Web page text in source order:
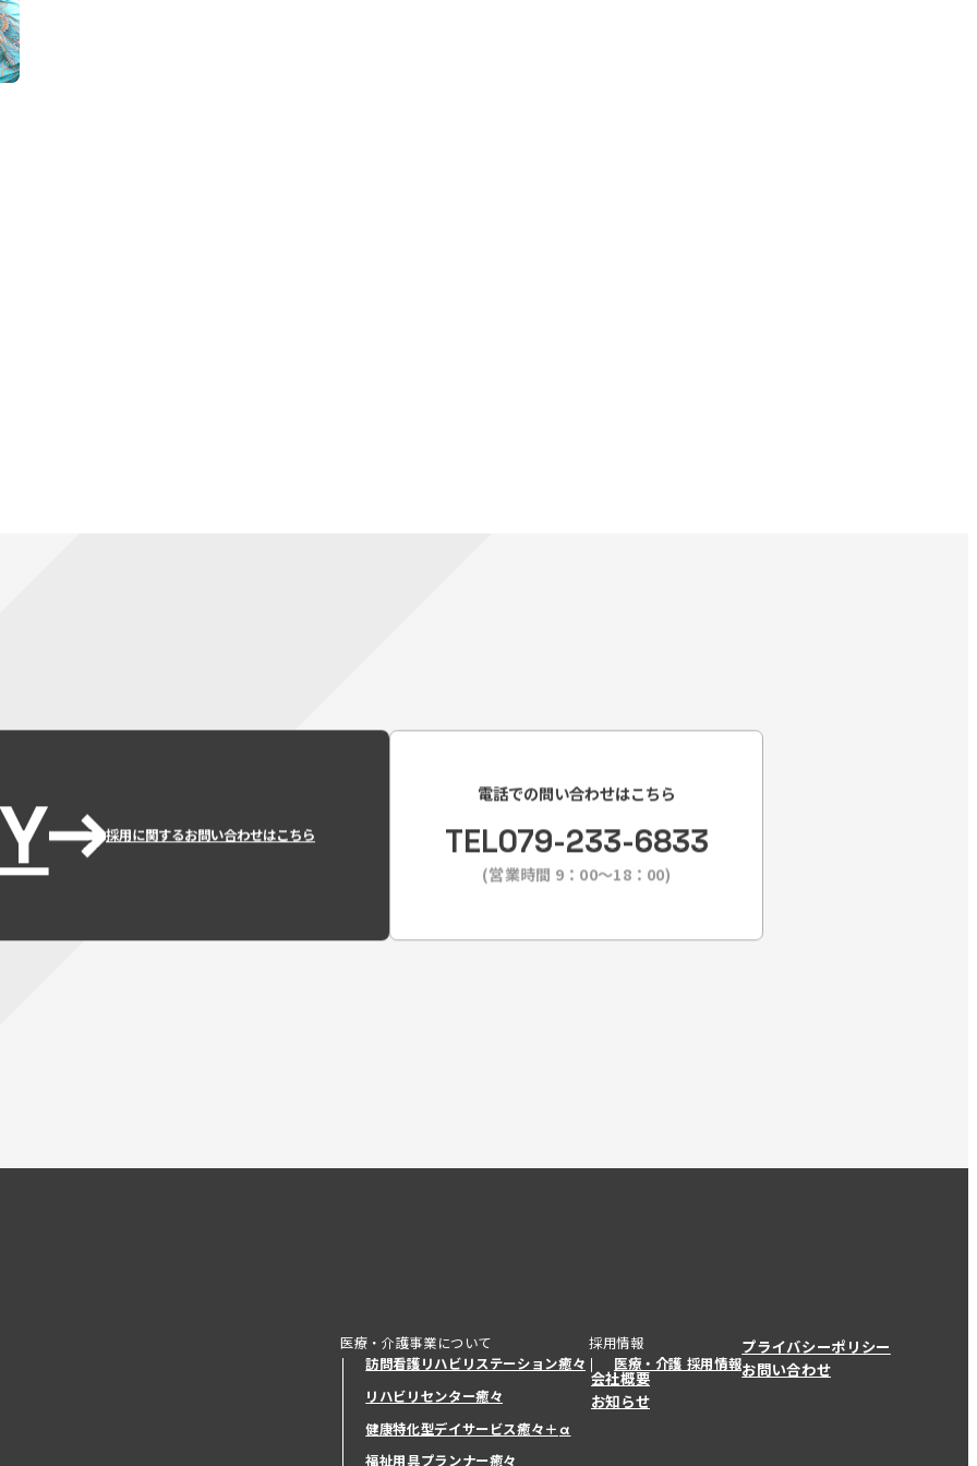
採用に関するお問い合わせはこちら
電話での問い合わせはこちら
TEL079-233-6833
(営業時間 9：00〜18：00)
医療・介護事業について
訪問看護リハビリステーション癒々
リハビリセンター癒々
健康特化型デイサービス癒々＋α
健康特化型デイサービス癒々＋
福祉用具プランナー癒々
採用情報
医療・介護 採用情報
会社概要
お知らせ
プライバシーポリシー
お問い合わせ